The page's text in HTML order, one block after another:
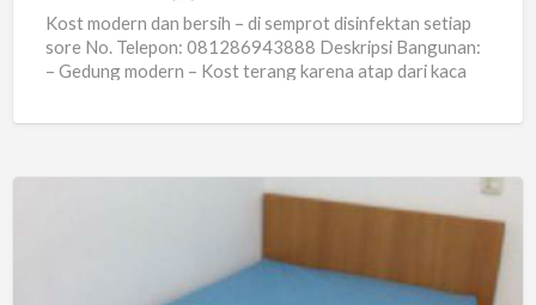
Kost modern dan bersih – di semprot disinfektan setiap
sore No. Telepon: 081286943888 Deskripsi Bangunan:
– Gedung modern – Kost terang karena atap dari kaca